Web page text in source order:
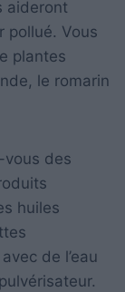
aideront
pollué. Vous
plantes
le romarin
vous des
huiles
de l’eau